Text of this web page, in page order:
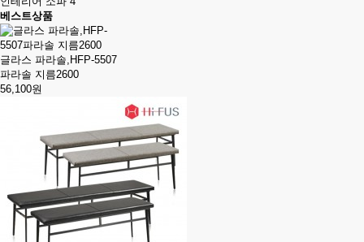
베스트상품
글라스 파라솔,HFP-5507
파라솔 지름2600
56,100원